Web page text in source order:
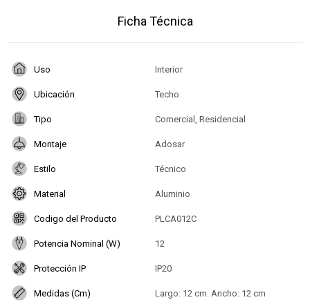
Ficha Técnica
Uso Interior
Ubicación Techo
Tipo Comercial, Residencial
Montaje Adosar
Estilo Técnico
Material Aluminio
Codigo del Producto PLCA012C
Potencia Nominal (W) 12
Protección IP IP20
Medidas (Cm) Largo: 12 cm. Ancho: 12 cm